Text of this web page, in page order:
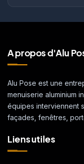
A propos d'Alu
Alu Pose est une
menuiserie aluminium
équipes interviennent
façades, fenêtres,
Liens utiles